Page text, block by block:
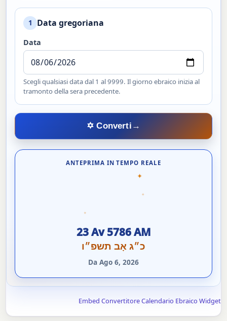
1 Data gregoriana
Data
Scegli qualsiasi data dal 1 al 9999. Il giorno ebraico inizia al
tramonto della sera precedente.
✡ Converti →
ANTEPRIMA IN TEMPO REALE
✦
✦
✦
23 Av 5786 AM
כ״ג אָב תשפ״ו
Da Ago 6, 2026
Embed Convertitore Calendario Ebraico Widget